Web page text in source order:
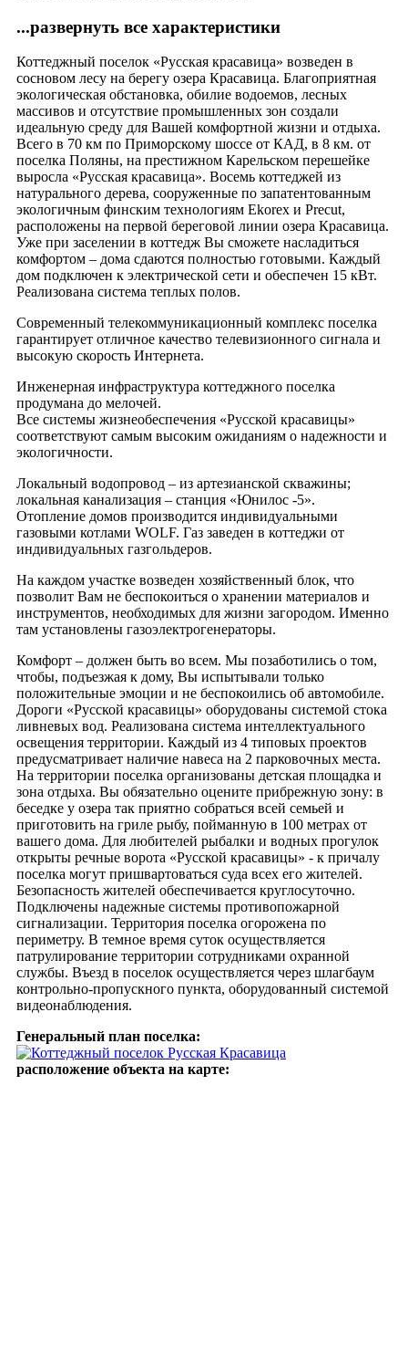
...развернуть все характеристики
Коттеджный поселок «Русская красавица» возведен в
сосновом лесу на берегу озера Красавица. Благоприятная
экологическая обстановка, обилие водоемов, лесных
массивов и отсутствие промышленных зон создали
идеальную среду для Вашей комфортной жизни и отдыха.
Всего в 70 км по Приморскому шоссе от КАД, в 8 км. от
поселка Поляны, на престижном Карельском перешейке
выросла «Русская красавица». Восемь коттеджей из
натурального дерева, сооруженные по запатентованным
экологичным финским технологиям Ekorex и Precut,
расположены на первой береговой линии озера Красавица.
Уже при заселении в коттедж Вы сможете насладиться
комфортом – дома сдаются полностью готовыми. Каждый
дом подключен к электрической сети и обеспечен 15 кВт.
Реализована система теплых полов.
Современный телекоммуникационный комплекс поселка
гарантирует отличное качество телевизионного сигнала и
высокую скорость Интернета.
Инженерная инфраструктура коттеджного поселка
продумана до мелочей.
Все системы жизнеобеспечения «Русской красавицы»
соответствуют самым высоким ожиданиям о надежности и
экологичности.
Локальный водопровод – из артезианской скважины;
локальная канализация – станция «Юнилос -5».
Отопление домов производится индивидуальными
газовыми котлами WOLF. Газ заведен в коттеджи от
индивидуальных газгольдеров.
На каждом участке возведен хозяйственный блок, что
позволит Вам не беспокоиться о хранении материалов и
инструментов, необходимых для жизни загородом. Именно
там установлены газоэлектрогенераторы.
Комфорт – должен быть во всем. Мы позаботились о том,
чтобы, подъезжая к дому, Вы испытывали только
положительные эмоции и не беспокоились об автомобиле.
Дороги «Русской красавицы» оборудованы системой стока
ливневых вод. Реализована система интеллектуального
освещения территории. Каждый из 4 типовых проектов
предусматривает наличие навеса на 2 парковочных места.
На территории поселка организованы детская площадка и
зона отдыха. Вы обязательно оцените прибрежную зону: в
беседке у озера так приятно собраться всей семьей и
приготовить на гриле рыбу, пойманную в 100 метрах от
вашего дома. Для любителей рыбалки и водных прогулок
открыты речные ворота «Русской красавицы» - к причалу
поселка могут пришвартоваться суда всех его жителей.
Безопасность жителей обеспечивается круглосуточно.
Подключены надежные системы противопожарной
сигнализации. Территория поселка огорожена по
периметру. В темное время суток осуществляется
патрулирование территории сотрудниками охранной
службы. Въезд в поселок осуществляется через шлагбаум
контрольно-пропускного пункта, оборудованный системой
видеонаблюдения.
Генеральный план поселка:
расположение объекта на карте: